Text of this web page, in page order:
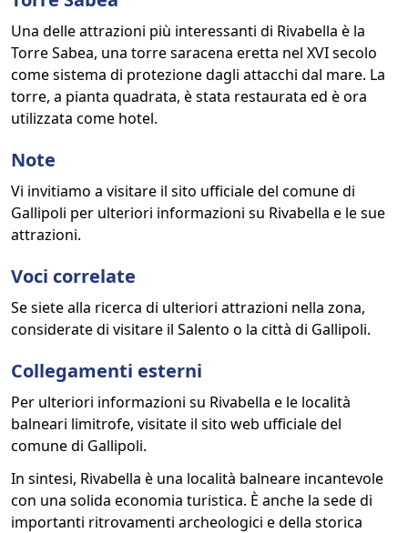
Una delle attrazioni più interessanti di Rivabella è la
Torre Sabea, una torre saracena eretta nel XVI secolo
come sistema di protezione dagli attacchi dal mare. La
torre, a pianta quadrata, è stata restaurata ed è ora
utilizzata come hotel.
Note
Vi invitiamo a visitare il sito ufficiale del comune di
Gallipoli per ulteriori informazioni su Rivabella e le sue
attrazioni.
Voci correlate
Se siete alla ricerca di ulteriori attrazioni nella zona,
considerate di visitare il Salento o la città di Gallipoli.
Collegamenti esterni
Per ulteriori informazioni su Rivabella e le località
balneari limitrofe, visitate il sito web ufficiale del
comune di Gallipoli.
In sintesi, Rivabella è una località balneare incantevole
con una solida economia turistica. È anche la sede di
importanti ritrovamenti archeologici e della storica